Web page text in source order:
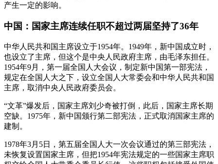
产生一定的影响。
中国：国家主席连续任职不超过两届坚持了36年
中华人民共和国主席设立于1954年。1949年，新中国成立时，
也设立了主席，但这个是中央人民政府主席，由毛泽东担任。
1954年9月，第一届全国人大会议，制定新中国第一部宪法，
规定在全国人大之下，设立全国人大常委会和中华人民共和国
主席，取消中央人民政府委员会。
“文革”爆发后，国家主席刘少奇被打倒，此后，国家主席长期
空缺。1975年，新中国颁行第二部宪法，正式取消国家主席的
建制。
1978年3月5日，第五届全国人大一次会议通过的第三部宪法，
未恢复设置国家主席，但把1954年宪法规定的一些国家主席职